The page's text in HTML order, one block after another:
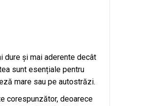
dure și mai aderente decât
sunt esențiale pentru
mare sau pe autostrăzi.
corespunzător, deoarece